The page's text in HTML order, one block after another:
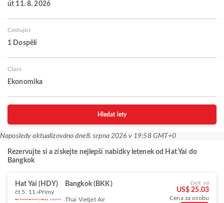
út 11. 8. 2026
Cestující
1 Dospělí
Class
Ekonomika
Hledat lety
Naposledy aktualizováno dne8. srpna 2026 v 19:58 GMT+0
Rezervujte si a získejte nejlepší nabídky letenek od Hat Yai do
Bangkok
Hat Yai (HDY) Bangkok (BKK)
čt 5. 11. Přímý
Thai Vietjet Air
Začít od
US$ 25.03
Cena za osobu